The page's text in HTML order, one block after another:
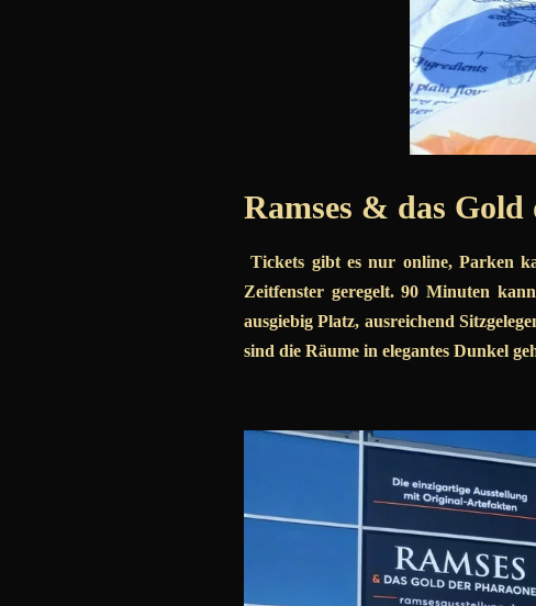
Ramses & das
Tickets gibt es nur online, Parken
Zeitfenster geregelt. 90 Minuten
ausgiebig Platz, ausreichend
sind die Räume in elegantes Dunkel